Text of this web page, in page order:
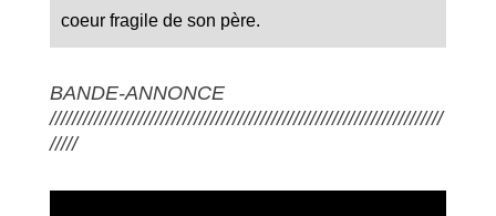
coeur fragile de son père.
BANDE-ANNONCE
///////////////////////////////////////////////////////////////////////
/////